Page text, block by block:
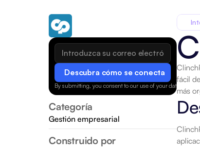
Descubra cómo se conecta
By submitting, you consent to our use of your data.
Categoría
Gestión empresarial
Construido por
fácil
más